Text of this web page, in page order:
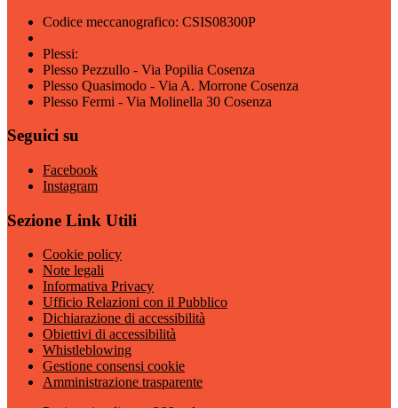
Codice meccanografico: CSIS08300P
Plessi:
Plesso Pezzullo - Via Popilia Cosenza
Plesso Quasimodo - Via A. Morrone Cosenza
Plesso Fermi - Via Molinella 30 Cosenza
Seguici su
Facebook
Instagram
Sezione Link Utili
Cookie policy
Note legali
Informativa Privacy
Ufficio Relazioni con il Pubblico
Dichiarazione di accessibilità
Obiettivi di accessibilità
Whistleblowing
Gestione consensi cookie
Amministrazione trasparente